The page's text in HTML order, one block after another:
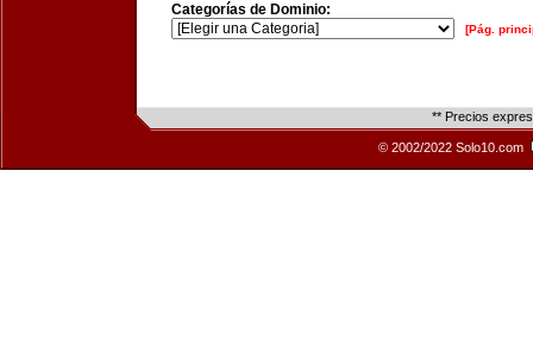
Categorías de Dominio:
[Pág.
** Precios
© 2002/2022 Solo10.com